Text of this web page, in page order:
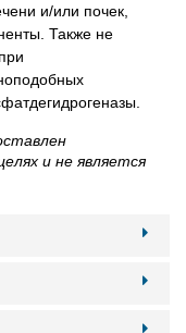
и/или почек,
Также не
и не является